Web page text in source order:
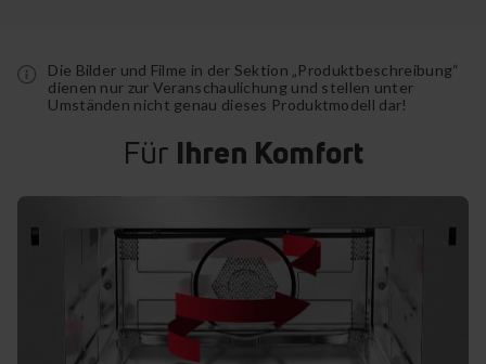
Die Bilder und Filme in der Sektion „Produktbeschreibung“
dienen nur zur Veranschaulichung und stellen unter
Umständen nicht genau dieses Produktmodell dar!
Für Ihren Komfort